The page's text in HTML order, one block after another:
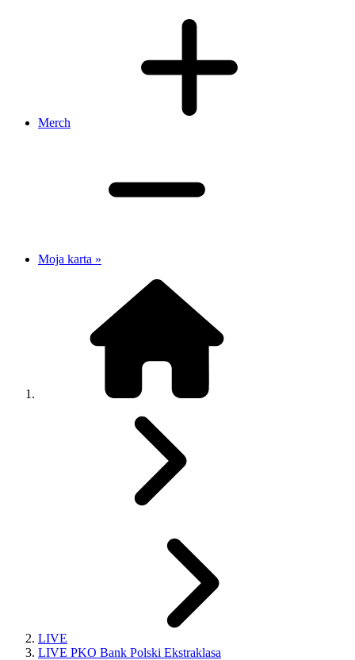
Merch
Moja karta »
LIVE
LIVE PKO Bank Polski Ekstraklasa